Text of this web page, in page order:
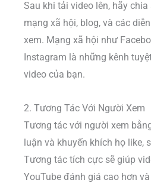
Sau khi tải video lên, hãy chia
mạng xã hội, blog, và các
xem. Mạng xã hội như
Instagram là những kênh
video của bạn.
2. Tương Tác Với Người Xem
Tương tác với người xem
luận và khuyến khích họ like,
Tương tác tích cực sẽ giúp
YouTube đánh giá cao hơn